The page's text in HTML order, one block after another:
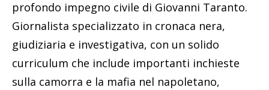
profondo impegno civile di Giovanni Taranto.
Giornalista specializzato in cronaca nera,
giudiziaria e investigativa, con un solido
curriculum che include importanti inchieste
sulla camorra e la mafia nel napoletano,